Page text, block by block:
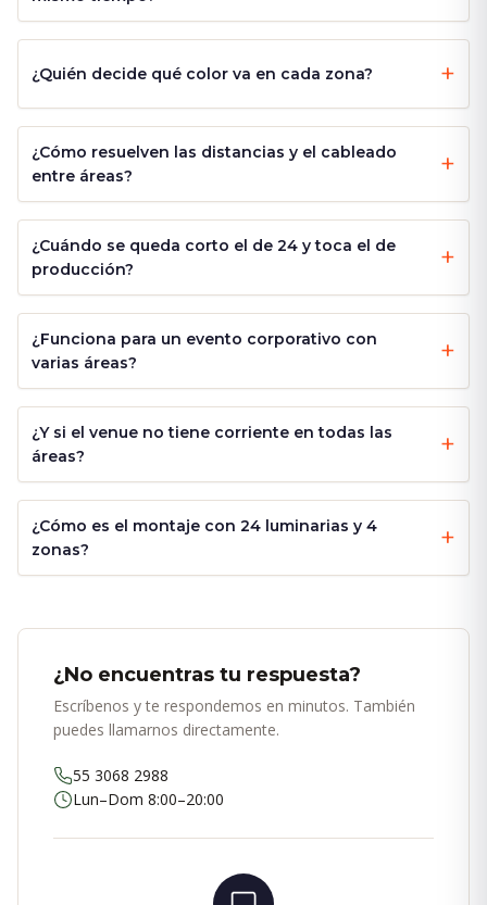
¿Quién decide qué color va en cada zona?
¿Cómo resuelven las distancias y el cableado
entre áreas?
¿Cuándo se queda corto el de 24 y toca el de
producción?
¿Funciona para un evento corporativo con
varias áreas?
¿Y si el venue no tiene corriente en todas las
áreas?
¿Cómo es el montaje con 24 luminarias y 4
zonas?
¿No encuentras tu respuesta?
Escríbenos y te respondemos en minutos. También
puedes llamarnos directamente.
55 3068 2988
Lun–Dom 8:00–20:00